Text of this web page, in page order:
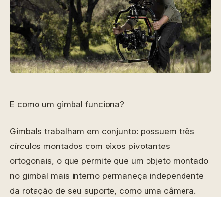
E como um gimbal funciona?
Gimbals trabalham em conjunto: possuem três
círculos montados com eixos pivotantes
ortogonais, o que permite que um objeto montado
no gimbal mais interno permaneça independente
da rotação de seu suporte, como uma câmera.